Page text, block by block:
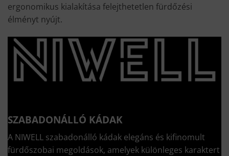
ergonomikus kialakítása felejthetetlen fürdőzési
élményt nyújt.
SZABADONÁLLÓ KÁDAK
A NIWELL szabadonálló kádak elegáns és kifinomult
fürdőszobai megoldások, amelyek különleges karaktert